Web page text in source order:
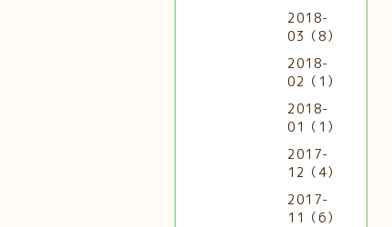
2018-
03（8）
2018-
02（1）
2018-
01（1）
2017-
12（4）
2017-
11（6）